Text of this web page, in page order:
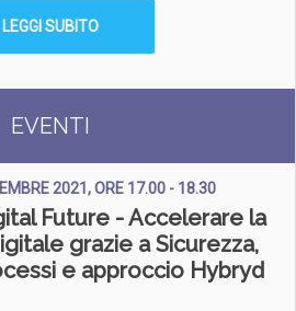
LEGGI SUBITO
EVENTI
2021, ORE 17.00 - 18.30
Future - Accelerare la
grazie a Sicurezza,
e approccio Hybryd